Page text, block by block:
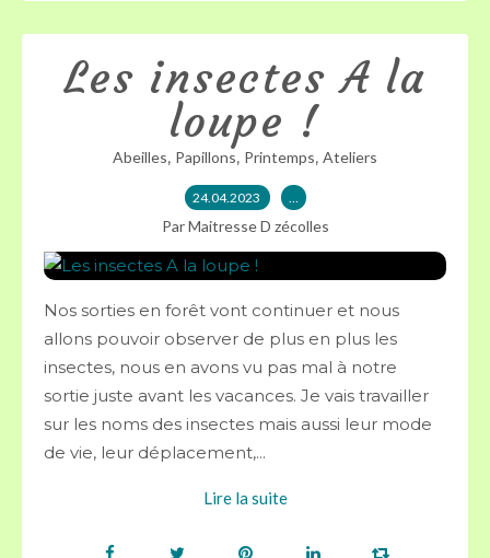
Les insectes A la
loupe !
Abeilles, Papillons, Printemps, Ateliers
24.04.2023 …
Par Maitresse D zécolles
Nos sorties en forêt vont continuer et nous
allons pouvoir observer de plus en plus les
insectes, nous en avons vu pas mal à notre
sortie juste avant les vacances. Je vais travailler
sur les noms des insectes mais aussi leur mode
de vie, leur déplacement,...
Lire la suite